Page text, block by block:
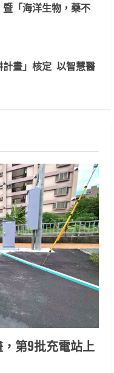
暨「海洋生物，藥不
計畫」核定 以智慧醫
第9批充電站上